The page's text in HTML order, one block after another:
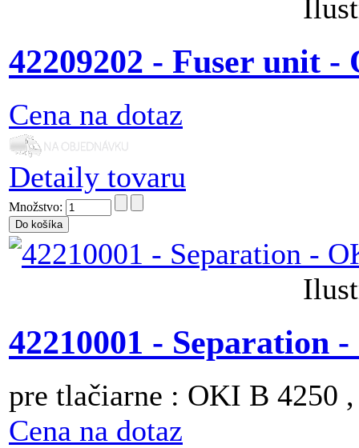
42209202 - Fuser unit -
Cena na dotaz
Detaily tovaru
Množstvo:
42210001 - Separation
pre tlačiarne : OKI B 4250
Cena na dotaz